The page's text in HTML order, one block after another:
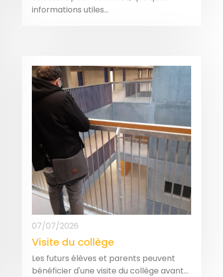
informations utiles...
07/07/2026
Visite du collège
Les futurs élèves et parents peuvent
bénéficier d'une visite du collège avant...